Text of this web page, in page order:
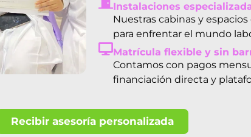
Instalaciones
Nuestras cabinas y
para enfrentar el mundo
Matrícula flexible y sin
Contamos con pagos
financiación directa y
Recibir asesoría personalizada